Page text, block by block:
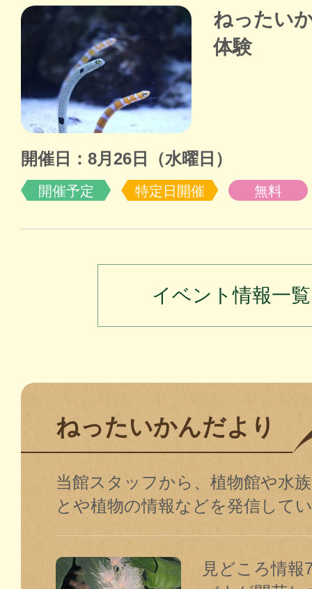
ねったい
体験
開催日：8月26日（水曜日）
開催予定 特定日開催 無料
イベント情報一
ねったいかんだより
当館スタッフから、植物館や水
とや植物の情報などを発信して
見どころ情報